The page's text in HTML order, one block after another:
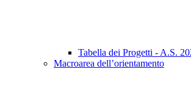
Tabella dei Progetti - A.S.
Macroarea dell’orientamento